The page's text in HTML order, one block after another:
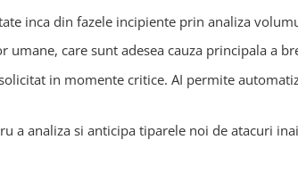
inca din fazele incipiente prin analiza
care sunt adesea cauza principala a
in momente critice. AI permite
analiza si anticipa tiparele noi de atacuri